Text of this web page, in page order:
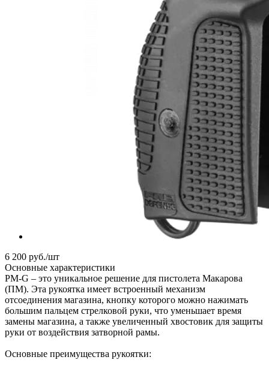
6 200 руб./шт
Основные характеристики
PM-G – это уникальное решение для пистолета Макарова
(ПМ). Эта рукоятка имеет встроенный механизм
отсоединения магазина, кнопку которого можно нажимать
большим пальцем стрелковой руки, что уменьшает время
замены магазина, а также увеличенный хвостовик для защиты
руки от воздействия затворной рамы.
Основные преимущества рукоятки: